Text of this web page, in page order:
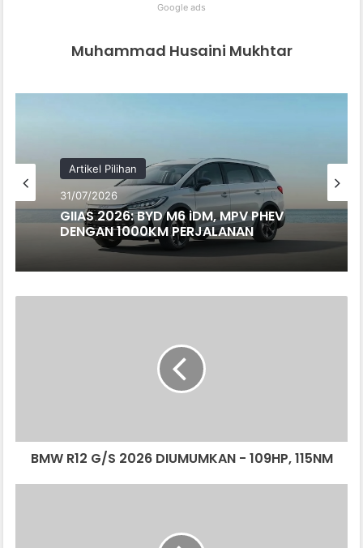
Google ads
Muhammad Husaini Mukhtar
Artikel Pilihan
31/07/2026
GIIAS 2026: BYD M6 iDM, MPV PHEV
DENGAN 1000KM PERJALANAN
BMW R12 G/S 2026 DIUMUMKAN - 109HP, 115NM